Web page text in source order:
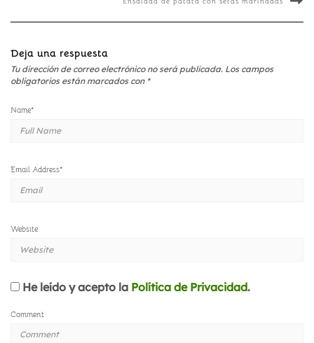
Deja una respuesta
Tu dirección de correo electrónico no será publicada. Los campos
obligatorios están marcados con *
Name*
Email Address*
Website
He leído y acepto la Política de Privacidad.
Comment